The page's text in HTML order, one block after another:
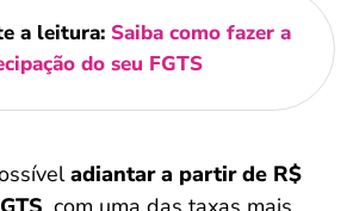
a leitura: Saiba como fazer a
do seu FGTS
adiantar a partir de R$